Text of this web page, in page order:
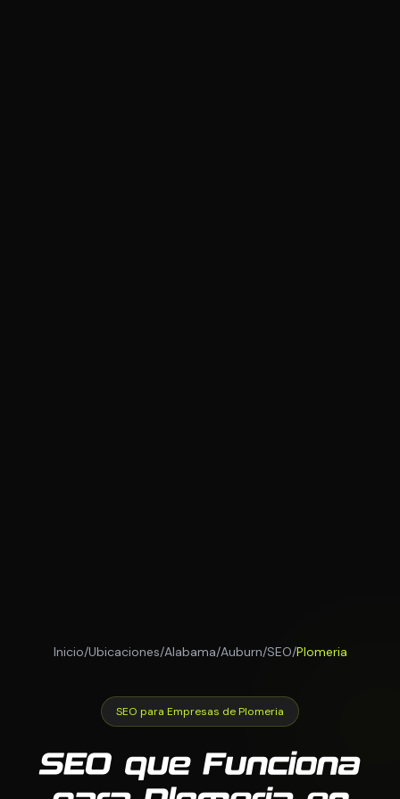
Inicio/Ubicaciones/Alabama/Auburn/SEO/Plomeria
SEO para Empresas de Plomeria
SEO que Funciona